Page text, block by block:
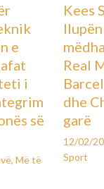
e
i
së
,Më të
Kees
Real
dhe
garë
12/02/
Sport